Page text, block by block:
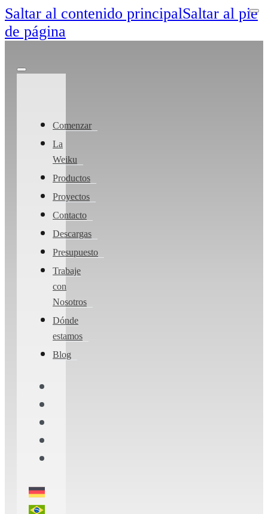
Saltar al contenido principalSaltar al pie
de página
Comenzar
La
Weiku
Productos
Proyectos
Contacto
Descargas
Presupuesto
Trabaje
con
Nosotros
Dónde
estamos
Blog